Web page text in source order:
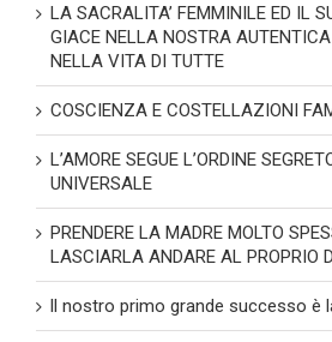
LA SACRALITA’ FEMMINILE ED IL
GIACE NELLA NOSTRA AUTENTICA
NELLA VITA DI TUTTE
COSCIENZA E COSTELLAZIONI
L’AMORE SEGUE L’ORDINE
UNIVERSALE
PRENDERE LA MADRE MOLTO
LASCIARLA ANDARE AL PROPRIO
ll nostro primo grande successo è